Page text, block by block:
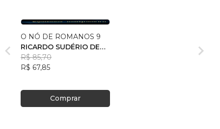
O NÓ DE ROMANOS 9
RICARDO SUDÉRIO DE
LIMA JÚNIOR
R$ 85,70
R$ 67,85
Comprar